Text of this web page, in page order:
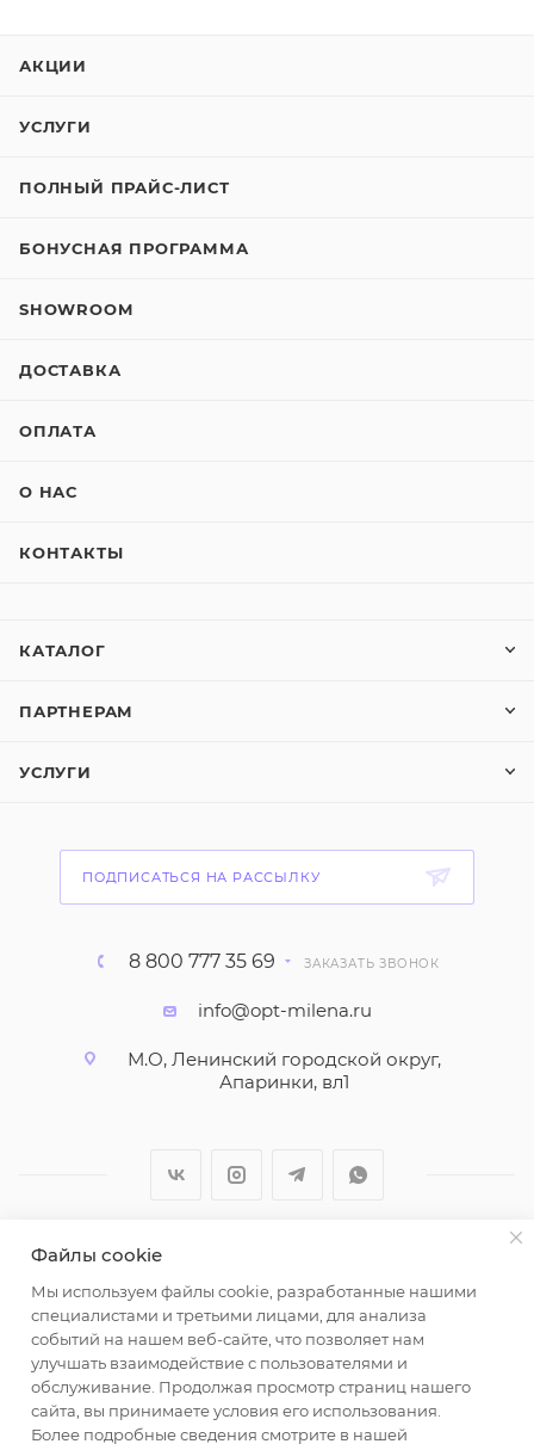
АКЦИИ
УСЛУГИ
ПОЛНЫЙ ПРАЙС-ЛИСТ
БОНУСНАЯ ПРОГРАММА
SHOWROOM
ДОСТАВКА
ОПЛАТА
О НАС
КОНТАКТЫ
КАТАЛОГ
ПАРТНЕРАМ
УСЛУГИ
ПОДПИСАТЬСЯ НА РАССЫЛКУ
8 800 777 35 69 ЗАКАЗАТЬ ЗВОНОК
info@opt-milena.ru
М.О, Ленинский городской округ,
Апаринки, вл1
2026 © ООО "Вайт Текстиль групп"
Любая информация на сайте носит справочный
характер и не является публичной офертой
определяемой положениями пункта 2 статьи 437
Гражданского кодекса Российской Федерации.
Использование любых материалов, опубликованных
на https://opt-milena.ru, допустимо только при
Файлы cookie
Мы используем файлы cookie, разработанные нашими
специалистами и третьими лицами, для анализа
событий на нашем веб-сайте, что позволяет нам
улучшать взаимодействие с пользователями и
обслуживание. Продолжая просмотр страниц нашего
сайта, вы принимаете условия его использования.
Более подробные сведения смотрите в нашей